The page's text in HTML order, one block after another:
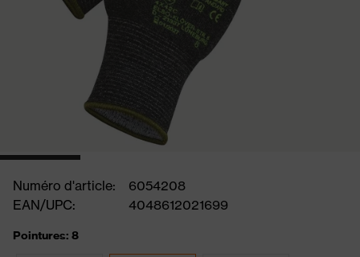
Numéro d'article:
6054208
EAN/UPC:
4048612021699
Pointures: 8